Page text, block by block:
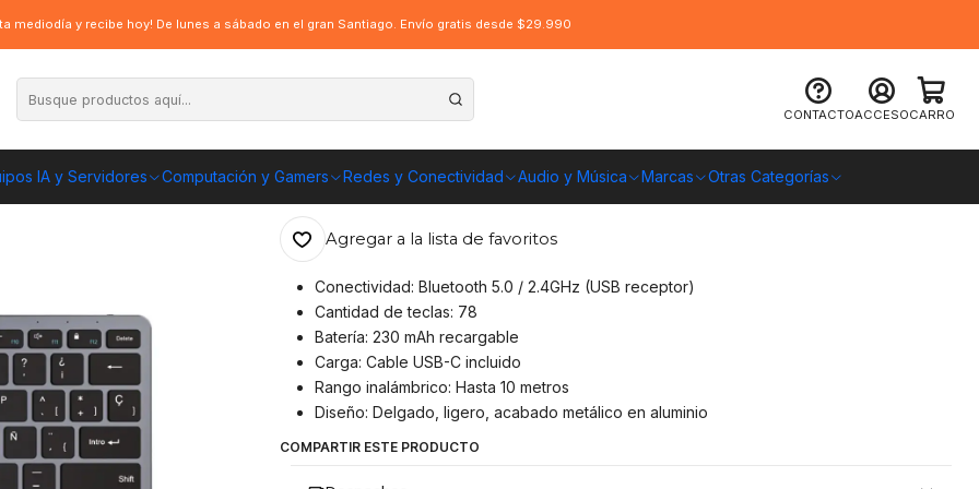
CONTACTOACCESOCARRO
IA y Servidores Computación y Gamers Redes y Conectividad Audio y Música Marcas Otras Categorías
mediodía y recibe hoy! De lunes a sábado en el gran Santiago. Envío gratis desde $29.990
2.4Ghz BT 5.0 Ultra Delgado Recargable
Teclado Inalámbrico 2.4Ghz BT 5.0 Ultra Delgado
Recargable
ENVÍO GRATIS A TODO CHILE
Agregar a la lista de favoritos
Conectividad: Bluetooth 5.0 / 2.4GHz (USB receptor)
Cantidad de teclas: 78
Batería: 230 mAh recargable
Carga: Cable USB-C incluido
Rango inalámbrico: Hasta 10 metros
Diseño: Delgado, ligero, acabado metálico en aluminio
COMPARTIR ESTE PRODUCTO